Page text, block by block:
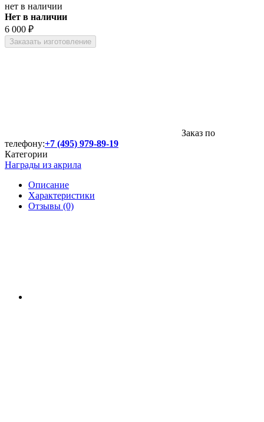
нет в наличии
Нет в наличии
6 000 ₽
Заказать изготовление
Заказ по
телефону:+7 (495) 979-89-19
Категории
Награды из акрила
Описание
Характеристики
Отзывы (0)